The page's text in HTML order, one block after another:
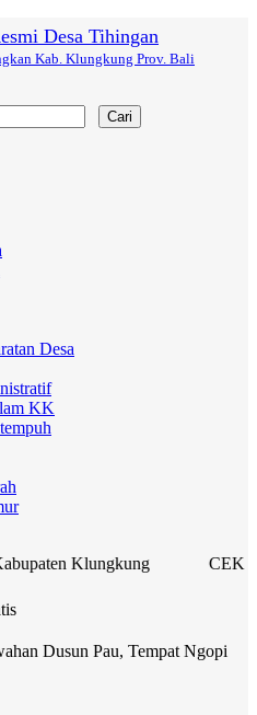
Desa Tihingan
Kab. Klungkung Prov. Bali
Cari
Desa
KK
CEK
Dusun Pau, Tempat Ngopi